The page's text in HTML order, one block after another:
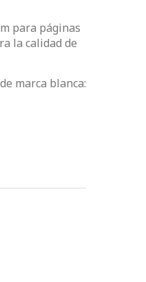
para páginas
la calidad de
marca blanca: